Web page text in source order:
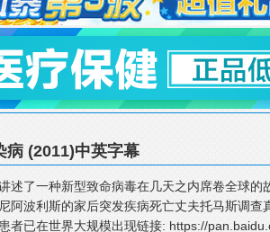
病 (2011)中英字幕
述了一种新型致命病毒在几天之内席卷全球的
尼阿波利斯的家后突发疾病死亡丈夫托马斯调查
患者已在世界大规模出现链接: https://